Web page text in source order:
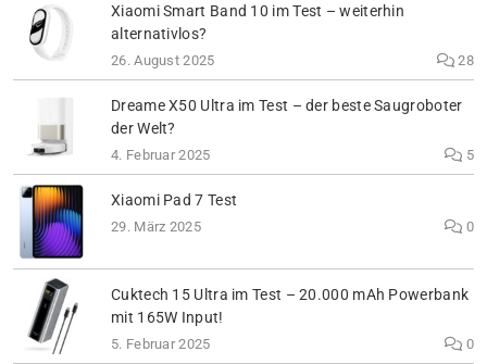
Xiaomi Smart Band 10 im Test – weiterhin
alternativlos?
26. August 2025 28
Dreame X50 Ultra im Test – der beste Saugroboter
der Welt?
4. Februar 2025 5
Xiaomi Pad 7 Test
29. März 2025 0
Cuktech 15 Ultra im Test – 20.000 mAh Powerbank
mit 165W Input!
5. Februar 2025 0